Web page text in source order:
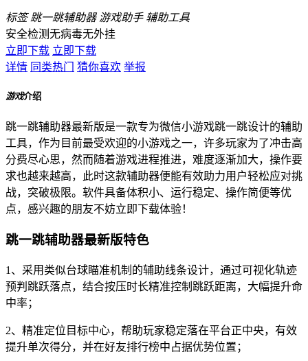
标签 跳一跳辅助器 游戏助手 辅助工具
安全检测无病毒无外挂
立即下载 立即下载
详情 同类热门 猜你喜欢 举报
游戏介绍
跳一跳辅助器最新版是一款专为微信小游戏跳一跳设计的辅助
工具，作为目前最受欢迎的小游戏之一，许多玩家为了冲击高
分费尽心思，然而随着游戏进程推进，难度逐渐加大，操作要
求也越来越高，此时这款辅助器便能有效助力用户轻松应对挑
战，突破极限。软件具备体积小、运行稳定、操作简便等优
点，感兴趣的朋友不妨立即下载体验！
跳一跳辅助器最新版特色
1、采用类似台球瞄准机制的辅助线条设计，通过可视化轨迹
预判跳跃落点，结合按压时长精准控制跳跃距离，大幅提升命
中率；
2、精准定位目标中心，帮助玩家稳定落在平台正中央，有效
提升单次得分，并在好友排行榜中占据优势位置；